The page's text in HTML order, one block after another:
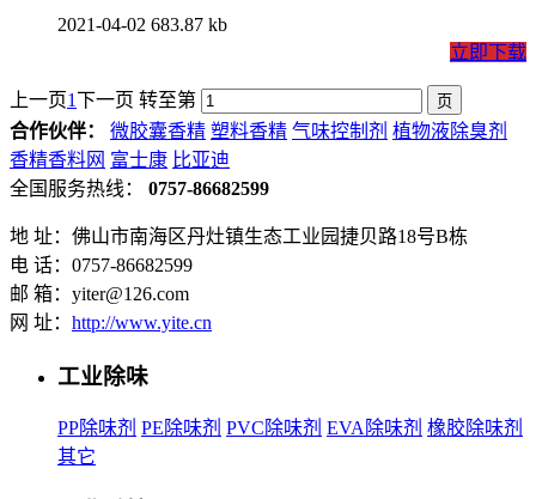
2021-04-02 683.87 kb
立即下载
上一页1下一页 转至第
合作伙伴：
微胶囊香精 塑料香精 气味控制剂 植物液除臭剂
香精香料网 富士康 比亚迪
全国服务热线： 0757-86682599
地 址：佛山市南海区丹灶镇生态工业园捷贝路18号B栋
电 话：0757-86682599
邮 箱：yiter@126.com
网 址： http://www.yite.cn
工业除味
PP除味剂 PE除味剂 PVC除味剂 EVA除味剂 橡胶除味剂
其它